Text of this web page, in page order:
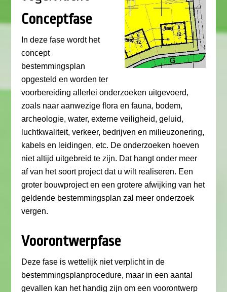
Conceptfase
In deze fase wordt het
concept
bestemmingsplan
opgesteld en worden ter
voorbereiding allerlei onderzoeken uitgevoerd,
zoals naar aanwezige flora en fauna, bodem,
archeologie, water, externe veiligheid, geluid,
luchtkwaliteit, verkeer, bedrijven en milieuzonering,
kabels en leidingen, etc. De onderzoeken hoeven
niet altijd uitgebreid te zijn. Dat hangt onder meer
af van het soort project dat u wilt realiseren. Een
groter bouwproject en een grotere afwijking van het
geldende bestemmingsplan zal meer onderzoek
vergen.
Voorontwerpfase
Deze fase is wettelijk niet verplicht in de
bestemmingsplanprocedure, maar in een aantal
gevallen kan het handig zijn om een voorontwerp